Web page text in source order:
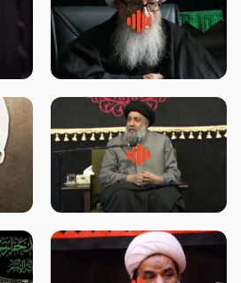
زوّار اربعین امام حسین (علیه
السلام) با این اشتیاق به زیارت
لقب حضرت رقیه سلام الله علیها به
چه معناست – حجت الاسلام علوی